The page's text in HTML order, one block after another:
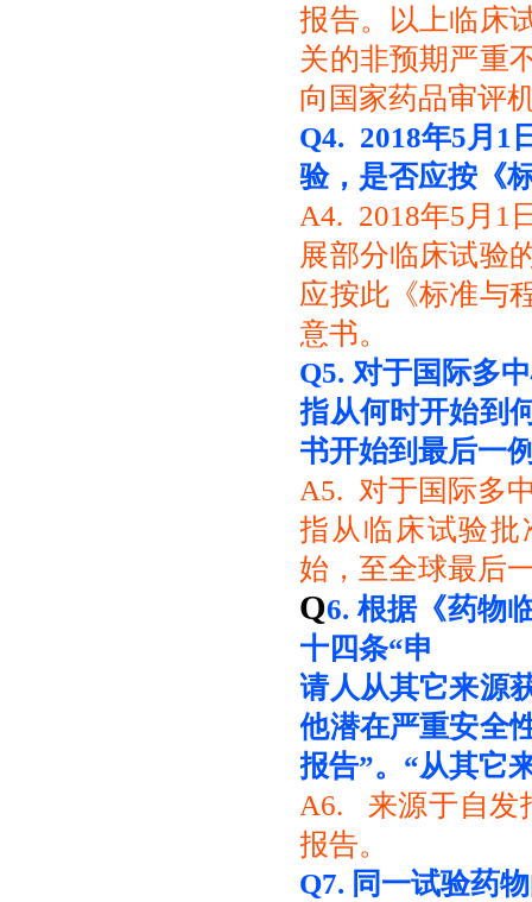
报告。以上临床
关的非预期严重
向国家药品审评
Q4. 2018年5月1
验，是否应按《
A4. 2018年5月1
展部分临床试验
应按此《标准与
意书。
Q5.对于国际多
指从何时开始到
书开始到最后一
A5. 对于国际多
指从临床试验
始，至全球最后
Q6. 根据《药物
十四条“申
请人从其它来源
他潜在严重安全
报告”。 “从其它
A6. 来源于自发
报告。
Q7. 同一试验药